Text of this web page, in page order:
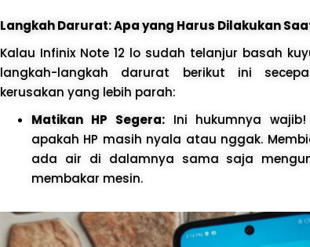
Langkah Darurat: Apa yang Harus Dilakukan
Kalau Infinix Note 12 lo sudah telanjur basah
langkah-langkah darurat berikut ini
kerusakan yang lebih parah:
Matikan HP Segera:Ini hukumnya
apakah HP masih nyala atau nggak.
ada air di dalamnya sama saja
membakar mesin.